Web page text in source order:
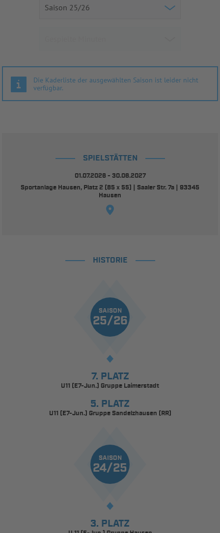
Die Kaderliste der ausgewählten Saison ist leider nicht
verfügbar.
SPIELSTÄTTEN
01.07.2026 - 30.06.2027
Sportanlage Hausen, Platz 2 (85 x 55) | Saaler Str. 7a | 93345
Hausen
HISTORIE
SAISON
25/26
7. PLATZ
U11 (E7-Jun.) Gruppe Laimerstadt
5. PLATZ
U11 (E7-Jun.) Gruppe Sandelzhausen (RR)
SAISON
24/25
3. PLATZ